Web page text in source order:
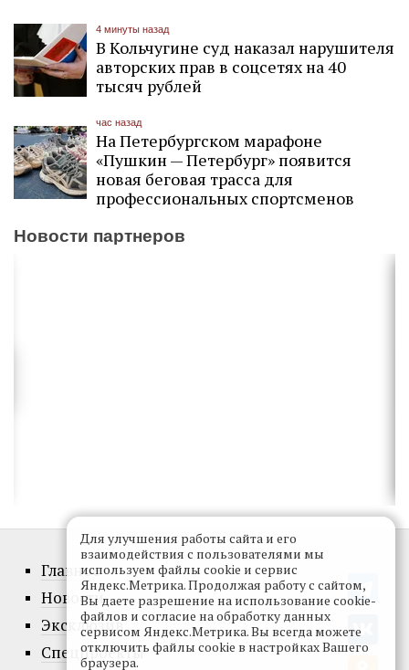
4 минуты назад
В Кольчугине суд наказал нарушителя
авторских прав в соцсетях на 40
тысяч рублей
час назад
На Петербургском марафоне
«Пушкин — Петербург» появится
новая беговая трасса для
профессиональных спортсменов
Новости партнеров
Главное
Новости
Эксклюзив
Спецпроекты
Для улучшения работы сайта и его
взаимодействия с пользователями мы
используем файлы cookie и сервис
Яндекс.Метрика. Продолжая работу с сайтом,
Вы даете разрешение на использование cookie-
файлов и согласие на обработку данных
сервисом Яндекс.Метрика. Вы всегда можете
отключить файлы cookie в настройках Вашего
браузера.